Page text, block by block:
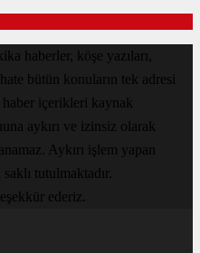
haberler, köşe yazıları,
bütün konuların tek adresi
içerikleri kaynak
aykırı ve izinsiz olarak
Aykırı işlem yapan
tutulmaktadır.
ederiz.